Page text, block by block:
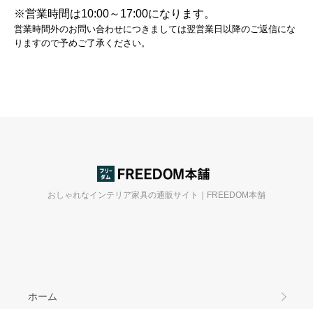
※営業時間は10:00～17:00になります。
営業時間外のお問い合わせにつきましては翌営業日以降のご返信にな
りますので予めご了承ください。
おしゃれなインテリア家具の通販サイト｜FREEDOM本舗
ホーム